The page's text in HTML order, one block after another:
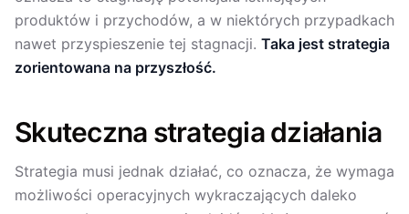
produktów i przychodów, a w niektórych przypadkach
nawet przyspieszenie tej stagnacji. Taka jest strategia
zorientowana na przyszłość.
Skuteczna strategia działania
Strategia musi jednak działać, co oznacza, że wymaga
możliwości operacyjnych wykraczających daleko